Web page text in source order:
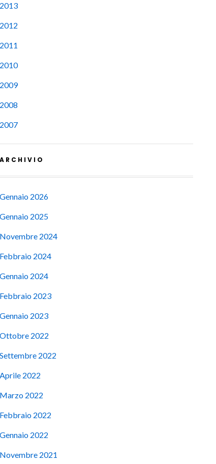
2013
2012
2011
2010
2009
2008
2007
ARCHIVIO
Gennaio 2026
Gennaio 2025
Novembre 2024
Febbraio 2024
Gennaio 2024
Febbraio 2023
Gennaio 2023
Ottobre 2022
Settembre 2022
Aprile 2022
Marzo 2022
Febbraio 2022
Gennaio 2022
Novembre 2021